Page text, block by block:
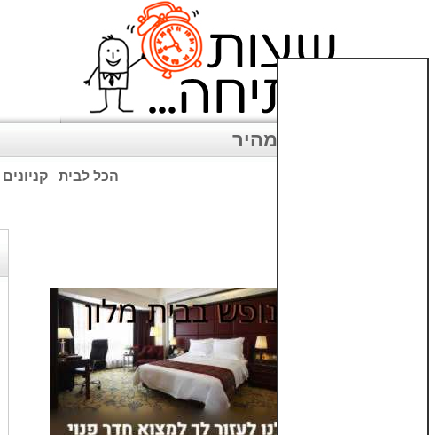
ניווט מהיר
קניונים הכל לבית